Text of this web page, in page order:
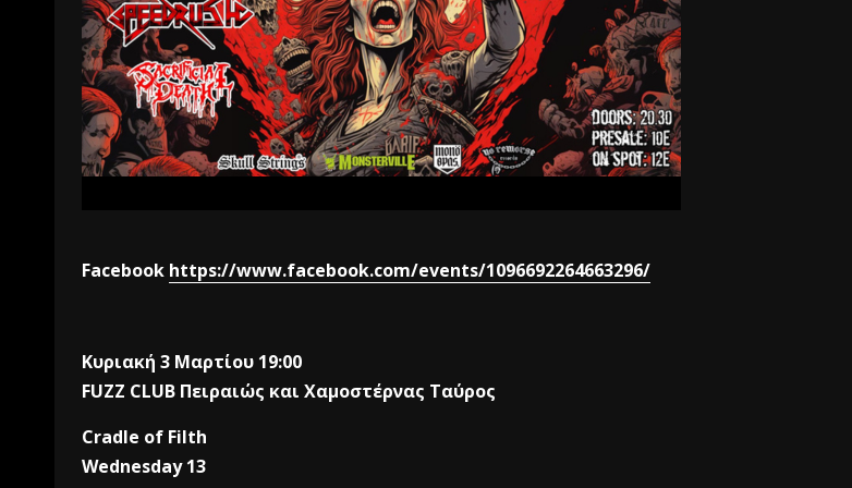
Facebook https://www.facebook.com/events/1096692264663296/
Kυριακή 3 Μαρτίου 19:00
FUZZ CLUB Πειραιώς και Χαμοστέρνας Ταύρος
Cradle of Filth
Wednesday 13